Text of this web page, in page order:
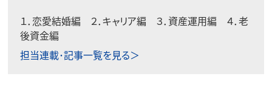
１． 恋愛結婚編 ２．キャリア編 ３． 資産運用編 ４．老
後資金編
担当連載･記事一覧を見る＞